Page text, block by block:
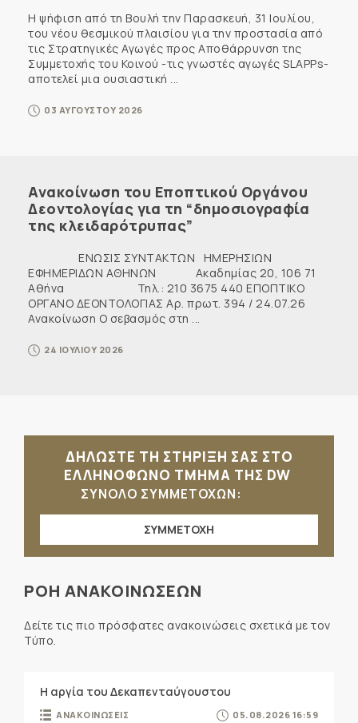
Η ψήφιση από τη Βουλή την Παρασκευή, 31 Ιουλίου,
του νέου θεσμικού πλαισίου για την προστασία από
τις Στρατηγικές Αγωγές προς Αποθάρρυνση της
Συμμετοχής του Κοινού -τις γνωστές αγωγές SLAPPs-
αποτελεί μια ουσιαστική ...
03 ΑΥΓΟΥΣΤΟΥ 2026
Ανακοίνωση του Εποπτικού Οργάνου
Δεοντολογίας για τη “δημοσιογραφία
της κλειδαρότρυπας”
ΕΝΩΣΙΣ ΣΥΝΤΑΚΤΩΝ ΗΜΕΡΗΣΙΩΝ
ΕΦΗΜΕΡΙΔΩΝ ΑΘΗΝΩΝ Ακαδημίας 20, 106 71
Αθήνα Τηλ.: 210 3675 440 ΕΠΟΠΤΙΚΟ
ΟΡΓΑΝΟ ΔΕΟΝΤΟΛΟΓΙΑΣ Αρ. πρωτ. 394 / 24.07.26
Ανακοίνωση Ο σεβασμός στη ...
24 ΙΟΥΛΙΟΥ 2026
ΔΗΛΩΣΤΕ ΤΗ ΣΤΗΡΙΞΗ ΣΑΣ ΣΤΟ
ΕΛΛΗΝΟΦΩΝΟ ΤΜΗΜΑ ΤΗΣ DW
ΣΥΝΟΛΟ ΣΥΜΜΕΤΟΧΩΝ:
ΣΥΜΜΕΤΟΧΗ
ΡΟΗ ΑΝΑΚΟΙΝΩΣΕΩΝ
Δείτε τις πιο πρόσφατες ανακοινώσεις σχετικά με τον
Τύπο.
Η αργία του Δεκαπενταύγουστου
ΑΝΑΚΟΙΝΩΣΕΙΣ 05.08.2026 16:59